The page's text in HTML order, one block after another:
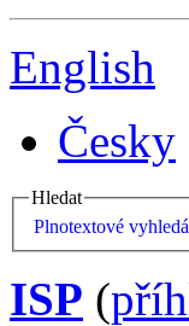
English
Česky
Hledat
Plnotextové
ISP (